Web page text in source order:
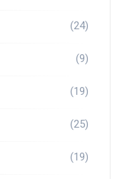
(24)
(9)
(19)
(25)
(19)